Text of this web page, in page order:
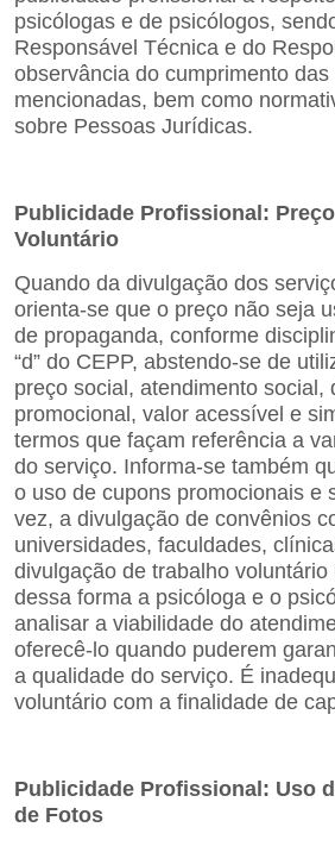
psicólogas e de psicólogos,
Responsável Técnica e do
observância do cumprimento
mencionadas, bem como
sobre Pessoas Jurídicas.
Publicidade Profissional:
Voluntário
Quando da divulgação dos
orienta-se que o preço não seja
de propaganda, conforme
“d” do CEPP, abstendo-se de
preço social, atendimento social,
promocional, valor acessível e
termos que façam referência a
do serviço. Informa-se também
o uso de cupons promocionais e
vez, a divulgação de convênios
universidades, faculdades,
divulgação de trabalho
dessa forma a psicóloga e o
analisar a viabilidade do
oferecê-lo quando puderem
a qualidade do serviço. É
voluntário com a finalidade de
Publicidade Profissional: Uso
de Fotos